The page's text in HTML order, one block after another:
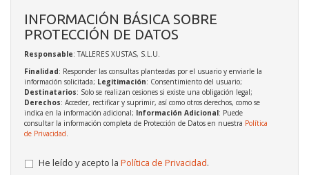
INFORMACIÓN BÁSICA SOBRE
PROTECCIÓN DE DATOS
Responsable: TALLERES XUSTAS, S.L.U.
Finalidad: Responder las consultas planteadas por el usuario y enviarle la
información solicitada; Legitimación: Consentimiento del usuario;
Destinatarios: Solo se realizan cesiones si existe una obligación legal;
Derechos: Acceder, rectificar y suprimir, así como otros derechos, como se
indica en la información adicional; Información Adicional: Puede
consultar la información completa de Protección de Datos en nuestra Política
de Privacidad
He leído y acepto la Política de Privacidad.